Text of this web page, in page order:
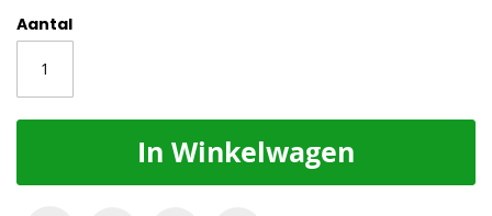
Aantal
In Winkelwagen